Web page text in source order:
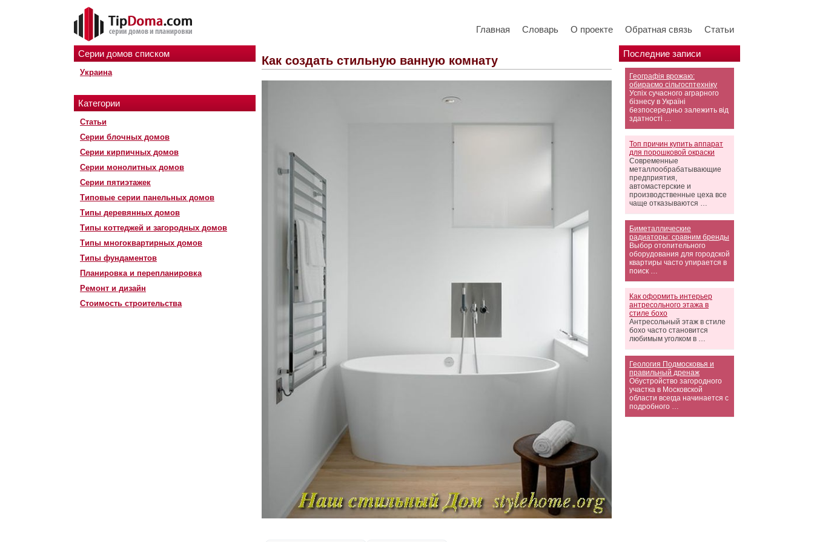
Главная Словарь О проекте Обратная связь Статьи
Серии домов списком
Украина
Категории
Статьи
Серии блочных домов
Серии кирпичных домов
Серии монолитных домов
Серии пятиэтажек
Типовые серии панельных домов
Типы деревянных домов
Типы коттеджей и загородных домов
Типы многоквартирных домов
Типы фундаментов
Планировка и перепланировка
Ремонт и дизайн
Стоимость строительства
Последние записи
Географія врожаю:
обираємо сільгосптехніку
Успіх сучасного аграрного
бізнесу в Україні
безпосередньо залежить від
здатності …
Топ причин купить аппарат
для порошковой окраски
Современные
металлообрабатывающие
предприятия,
автомастерские и
производственные цеха все
чаще отказываются …
Биметаллические
радиаторы: сравним бренды
Выбор отопительного
оборудования для городской
квартиры часто упирается в
поиск …
Как оформить интерьер
антресольного этажа в
стиле бохо
Антресольный этаж в стиле
бохо часто становится
любимым уголком в …
Геология Подмосковья и
правильный дренаж
Обустройство загородного
участка в Московской
области всегда начинается с
подробного …
Как создать стильную ванную комнату